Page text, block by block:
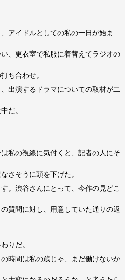
アイドルとしての私の一日が始ま
、更衣室で私服に着替えてラジオの
ち合わせ。
出演するドラマについての取材が二
だ。
私の視線に気付くと、記者の人にそ
さそうに頭を下げた。
。渋谷さんにとって、今作の見どこ
質問に対し、用意していた通りの返
りだ。
時間は私の歳じゃ、まだ働けないか